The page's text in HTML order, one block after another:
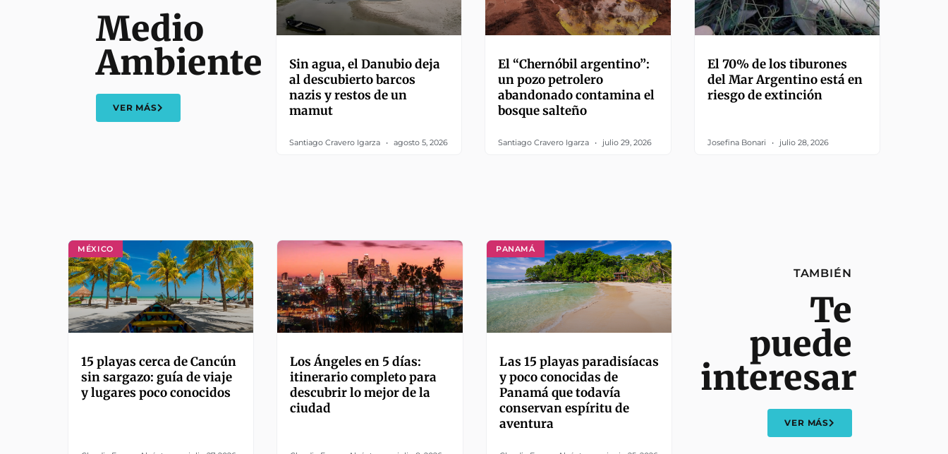
Medio
Ambiente
VER MÁS
Sin agua, el Danubio deja
al descubierto barcos
nazis y restos de un
mamut
Santiago Cravero Igarza agosto 5, 2026
El “Chernóbil argentino”:
un pozo petrolero
abandonado contamina el
bosque salteño
Santiago Cravero Igarza julio 29, 2026
El 70% de los tiburones
del Mar Argentino está en
riesgo de extinción
Josefina Bonari julio 28, 2026
MÉXICO
15 playas cerca de Cancún
sin sargazo: guía de viaje
y lugares poco conocidos
Los Ángeles en 5 días:
itinerario completo para
descubrir lo mejor de la
ciudad
PANAMÁ
Las 15 playas paradisíacas
y poco conocidas de
Panamá que todavía
conservan espíritu de
aventura
TAMBIÉN
Te
puede
interesar
VER MÁS